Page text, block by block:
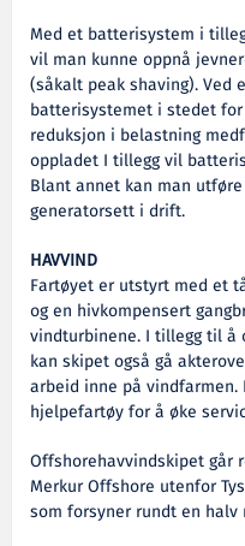
Med et batterisystem i
vil man kunne oppnå
(såkalt peak shaving). Ved
batterisystemet i stedet
reduksjon i belastning
oppladet I tillegg vil
Blant annet kan man
generatorsett i drift.
HAVVIND
Fartøyet er utstyrt med et
og en hivkompensert
vindturbinene. I tillegg til
kan skipet også gå
arbeid inne på
hjelpefartøy for å øke
Offshorehavvindskipet går
Merkur Offshore utenfor
som forsyner rundt en